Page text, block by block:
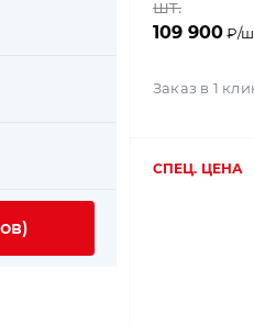
шт.
109 900₽/
Заказ в 1
СПЕЦ. ЦЕНА